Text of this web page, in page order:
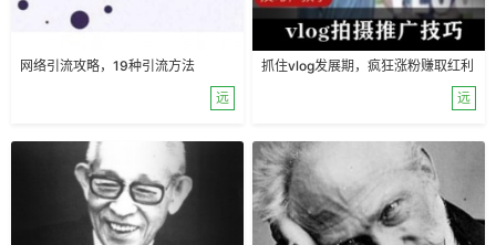
网络引流攻略，19种引流方法
远
抓住vlog发展期，疯狂涨粉赚取红利
远